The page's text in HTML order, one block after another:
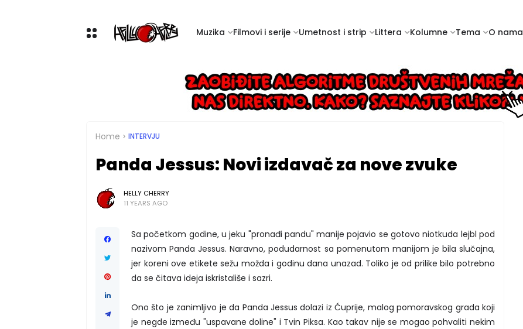
Muzika Filmovi i serije Umetnost i strip Littera Kolumne Tema O nama
Home INTERVJU
Panda Jessus: Novi izdavač za nove zvuke
HELLY CHERRY
11 YEARS AGO
Sa početkom godine, u jeku "pronađi pandu" manije pojavio se gotovo niotkuda lejbl pod
nazivom Panda Jessus. Naravno, podudarnost sa pomenutom manijom je bila slučajna,
jer koreni ove etikete sežu možda i godinu dana unazad. Toliko je od prilike bilo potrebno
da se čitava ideja iskristališe i sazri.
Ono što je zanimljivo je da Panda Jessus dolazi iz Ćuprije, malog pomoravskog grada koji
je negde između "uspavane doline" i Tvin Piksa. Kao takav nije se mogao pohvaliti nekim